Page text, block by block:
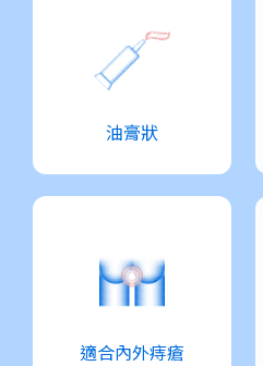
油膏狀
適合內外痔瘡